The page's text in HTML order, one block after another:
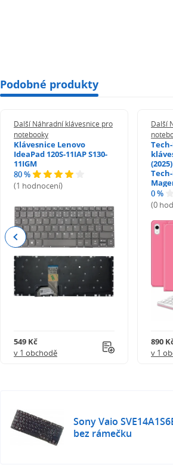
Podobné produkty
Další Náhradní klávesnice pro
notebooky
Klávesnice Lenovo
IdeaPad 120S-11IAP S130-
11IGM
80 %
(1 hodnocení)
549 Kč
v 1 obchodě
Další
0 %
(0
890
v 1
Previous
Sony Vaio
bez rámečku